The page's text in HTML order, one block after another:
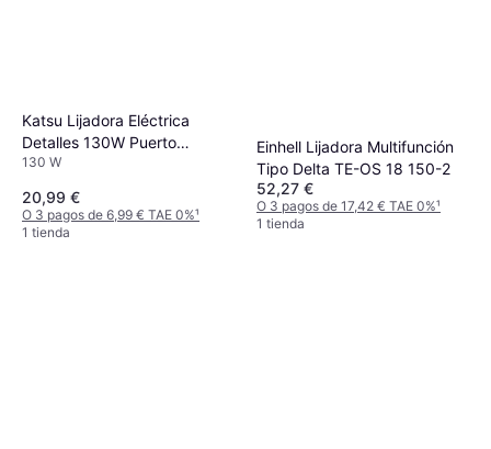
Katsu Lijadora Eléctrica
Detalles 130W Puerto
Extracción Polvo 10 Hojas
130 W
20,99 €
O 3 pagos de 6,99 € TAE 0%¹
1 tienda
Einhell Lijadora Multifunción
Tipo Delta TE-OS 18 150-2
52,27 €
O 3 pagos de 17,42 € TAE 0%¹
1 tienda